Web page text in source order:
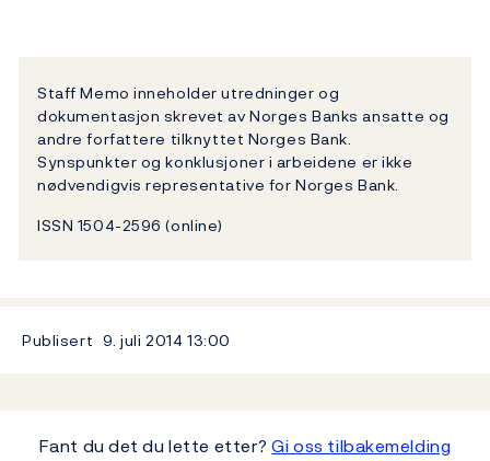
Staff Memo inneholder utredninger og
dokumentasjon skrevet av Norges Banks ansatte og
andre forfattere tilknyttet Norges Bank.
Synspunkter og konklusjoner i arbeidene er ikke
nødvendigvis representative for Norges Bank.
ISSN 1504-2596 (online)
Publisert 9. juli 2014 13:00
Fant du det du lette etter?Gi oss tilbakemelding